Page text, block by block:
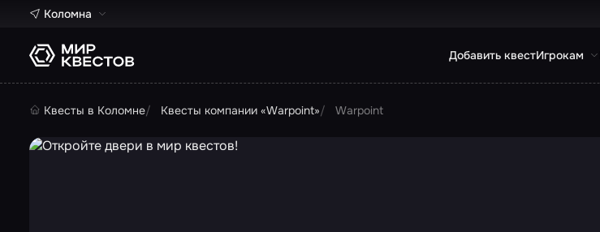
Коломна
Добавить квестИгрокам
Квесты в Коломне Квесты компании «Warpoint» Warpoint